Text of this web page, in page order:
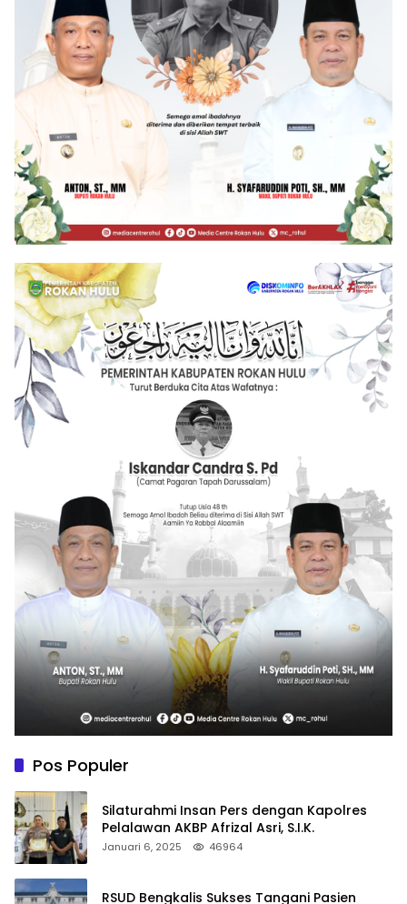
Pos Populer
Silaturahmi Insan Pers dengan Kapolres
Pelalawan AKBP Afrizal Asri, S.I.K.
Januari 6, 2025 46964
RSUD Bengkalis Sukses Tangani Pasien